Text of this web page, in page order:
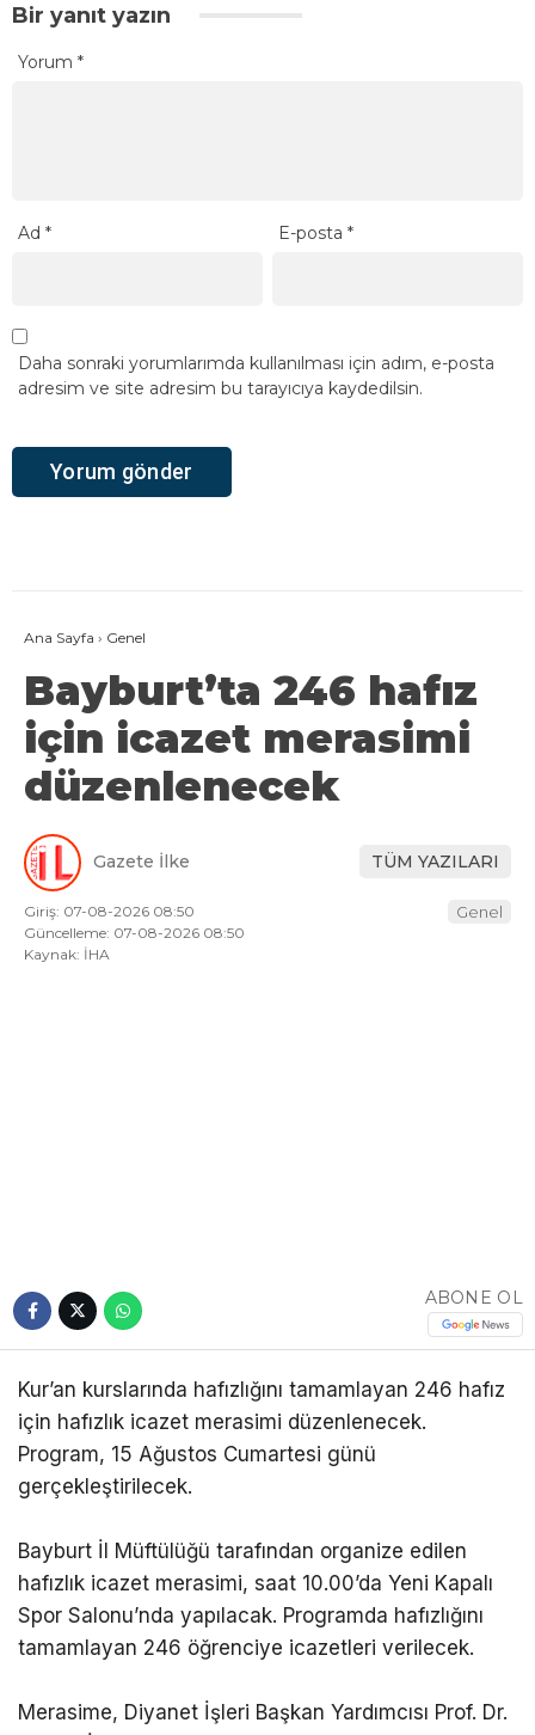
Bir yanıt yazın
Yorum *
Ad * E-posta*
Daha sonraki yorumlarımda kullanılması için adım, e-posta
adresim ve site adresim bu tarayıcıya kaydedilsin.
Ana Sayfa › Genel
Bayburt’ta 246 hafız
için icazet merasimi
düzenlenecek
Gazete İlke TÜM YAZILARI
Giriş: 07-08-2026 08:50
Güncelleme: 07-08-2026 08:50
Kaynak: İHA
Genel
Kur’an kurslarında hafızlığını tamamlayan 246 hafız
için hafızlık icazet merasimi düzenlenecek.
gerçekleştirilecek.
Bayburt İl Müftülüğü tarafından organize edilen
hafızlık icazet merasimi, saat 10.00’da Yeni Kapalı
tamamlayan 246 öğrenciye icazetleri verilecek.